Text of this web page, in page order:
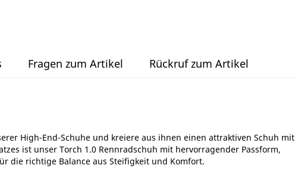
Fragen zum Artikel Rückruf zum Artikel
High-End-Schuhe und kreiere aus ihnen einen attraktiven Schuh mit
ist unser Torch 1.0 Rennradschuh mit hervorragender Passform,
die richtige Balance aus Steifigkeit und Komfort.